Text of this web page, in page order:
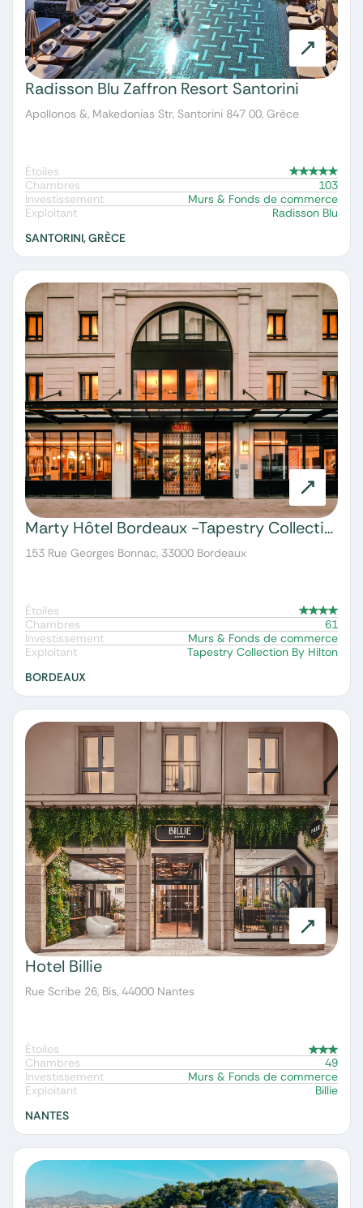
Radisson Blu Zaffron Resort Santorini
Apollonos &, Makedonias Str, Santorini 847 00, Grèce
Étoiles
Chambres
103
Investissement
Murs & Fonds de commerce
Exploitant
Radisson Blu
SANTORINI, GRÈCE
Marty Hôtel Bordeaux -Tapestry Collection by Hilton
153 Rue Georges Bonnac, 33000 Bordeaux
Étoiles
Chambres
61
Investissement
Murs & Fonds de commerce
Exploitant
Tapestry Collection By Hilton
BORDEAUX
Hotel Billie
Rue Scribe 26, Bis, 44000 Nantes
Étoiles
Chambres
49
Investissement
Murs & Fonds de commerce
Exploitant
Billie
NANTES